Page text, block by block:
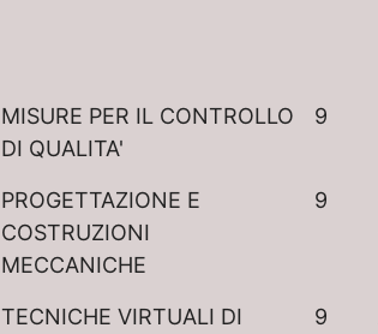
MISURE PER IL CONTROLLO
DI QUALITA'
9
PROGETTAZIONE E
COSTRUZIONI
MECCANICHE
9
TECNICHE VIRTUALI DI
9